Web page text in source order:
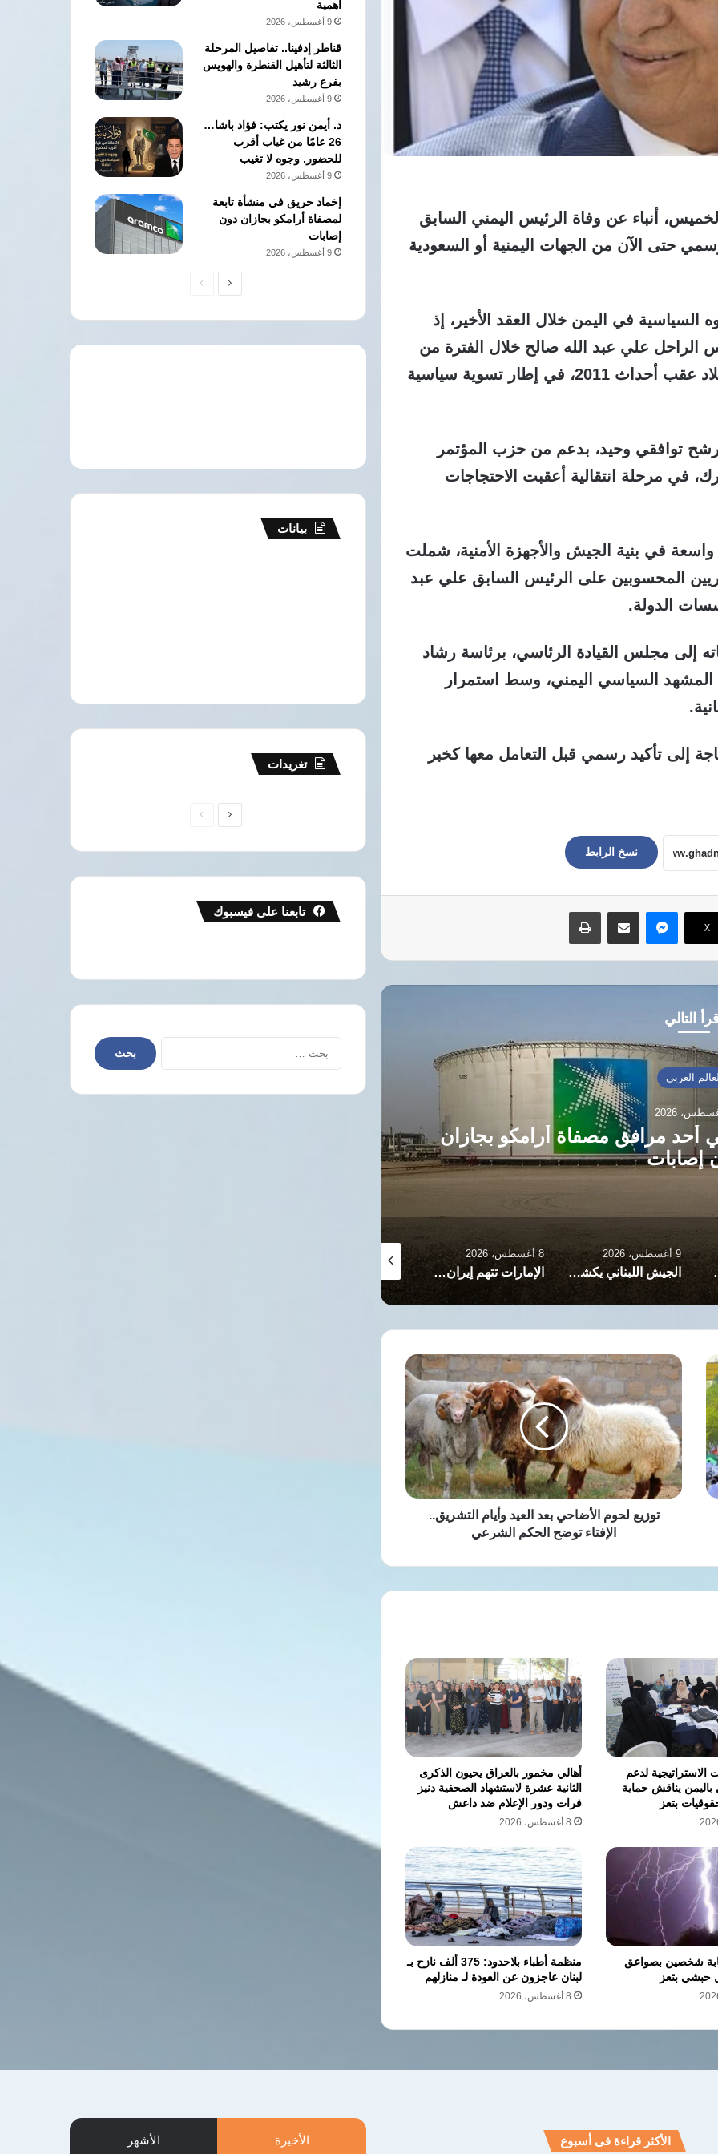
أنباء عن وفاة الرئيس اليمني السابق
حتى الآن من الجهات اليمنية أو السعودية
السياسية في اليمن خلال العقد الأخير، إذ
علي عبد الله صالح خلال الفترة من
1994 حتى 2012، قبل أن يصبح رئيسًا للبلاد عقب أحداث 2011، في إطار تسوية سياسية
هادي رئيسًا لليمن عام 2012 كمرشح توافقي وحيد، بدعم من حزب المؤتمر
في مرحلة انتقالية أعقبت الاحتجاجات
في بنية الجيش والأجهزة الأمنية، شملت
المحسوبين على الرئيس السابق علي عبد
الدولة.
صلاحياته إلى مجلس القيادة الرئاسي، برئاسة رشاد
السياسي اليمني، وسط استمرار
إلى تأكيد رسمي قبل التعامل معها كخبر
نسخ الرابط
‫X
ماسنجر مشاركة عبر البريد طباعة
التالي
العربي
أحد مرافق مصفاة أرامكو بجازان
إصابات
حسام أبو صفية
9 أغسطس، 2026
الجيش اللبناني يكشف تفاصيل إصابة ثلاثة عسكريين في عمليات تفكيك ذخائر
8 أغسطس، 2026
الإمارات تتهم إيران باستهداف سفينة تابعة لـ«أدنوك» في مضيق هرمز
8 أغسطس، 2026
توزيع
لحوم
الأضاحي
بعد
العيد
وأيام
التشريق..
الإفتاء
توضح
الحكمتوزيع لحوم الأضاحي بعد العيد وأيام التشريق..
الإفتاء توضح الحكم الشرعي
الاستراتيجية لدعم
باليمن يناقش حماية
بتعز
أهالي مخمور بالعراق يحيون الذكرى
الثانية عشرة لاستشهاد الصحفية دنيز
فرات ودور الإعلام ضد داعش
8 أغسطس، 2026
شخصين بصواعق
حبشي بتعز
منظمة أطباء بلاحدود: 375 ألف نازح بـ
لبنان عاجزون عن العودة لـ منازلهم
8 أغسطس، 2026
أهمية
9 أغسطس، 2026
قناطر إدفينا.. تفاصيل المرحلة
الثالثة لتأهيل القنطرة والهويس
بفرع رشيد
9 أغسطس، 2026
د. أيمن نور يكتب: فؤاد باشا…
26 عامًا من غياب أقرب
للحضور. وجوه لا تغيب
9 أغسطس، 2026
إخماد حريق في منشأة تابعة
لمصفاة أرامكو بجازان دون
إصابات
9 أغسطس، 2026
الصفحةالصفحة
بيانات
تغريدات
الصفحةالصفحة
تابعنا على فيسبوك
البحث
عن:
الأكثر قراءة فى أسبوع الأخيرة الأشهر